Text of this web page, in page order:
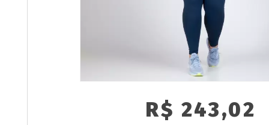
R$ 243,02